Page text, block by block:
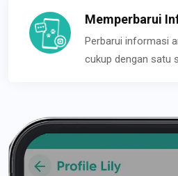
Memperbarui
Perbarui informasi
cukup dengan satu